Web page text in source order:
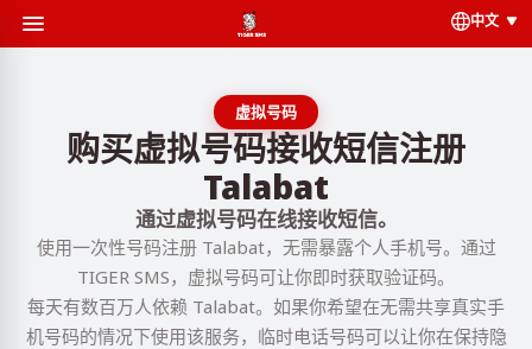
中文
虚拟号码
购买虚拟号码接收短信注册
Talabat
通过虚拟号码在线接收短信。
使用一次性号码注册 Talabat，无需暴露个人手机号。通过
TIGER SMS，虚拟号码可让你即时获取验证码。
每天有数百万人依赖 Talabat。如果你希望在无需共享真实手
机号码的情况下使用该服务，临时电话号码可以让你在保持隐